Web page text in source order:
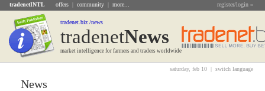
tradenetINTL offers | community | more... register/login »
tradenet.biz /news
tradenetNews
market intelligence for farmers and traders worldwide
saturday, feb 10 | switch language
News